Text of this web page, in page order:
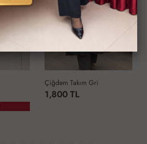
Çiğdem Takım Gri
1,800 TL